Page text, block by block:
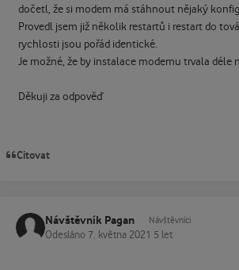
dočetl, že si modem má stáhnout nějaký
Provedl jsem již několik restartů i restart do
rychlosti jsou pořád identické.
Je možné, že by instalace modemu trvala déle
Děkuji za odpověď
Citovat
Návštěvník Pagan Návštěvníci
Odesláno 7. května 2021 5 let